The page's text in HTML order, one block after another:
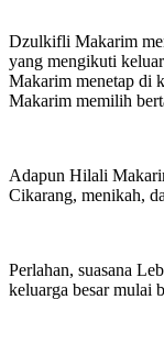
Dzulkifli Makarim
yang mengikuti
Makarim menetap di
Makarim memilih
Adapun Hilali
Cikarang, menikah,
Perlahan, suasana
keluarga besar mulai